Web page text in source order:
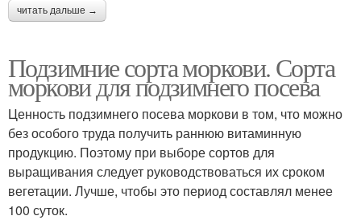
читать дальше →
Подзимние сорта моркови. Сорта
моркови для подзимнего посева
Ценность подзимнего посева моркови в том, что можно
без особого труда получить раннюю витаминную
продукцию. Поэтому при выборе сортов для
выращивания следует руководствоваться их сроком
вегетации. Лучше, чтобы это период составлял менее
100 суток.